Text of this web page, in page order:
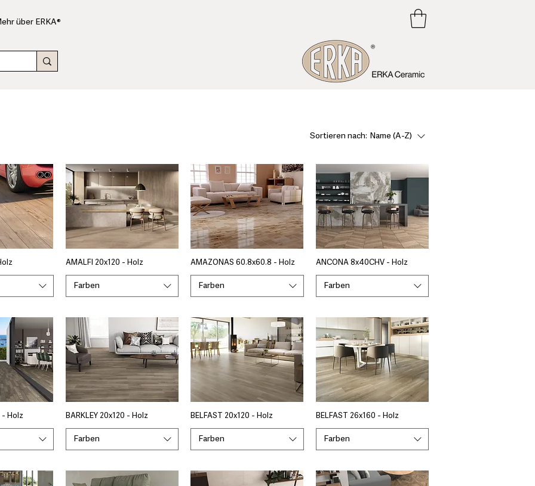
über ERKA®
Sortieren nach: Name (A-Z)
AMALFI 20x120 - Holz
Farben
AMAZONAS 60.8x60.8 - Holz
Farben
ANCONA 8x40CHV - Holz
Farben
- Holz BARKLEY 20x120 - Holz
Farben
BELFAST 20x120 - Holz
Farben
BELFAST 26x160 - Holz
Farben